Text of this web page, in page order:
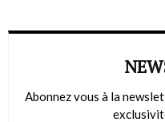
Abonnez vous à la